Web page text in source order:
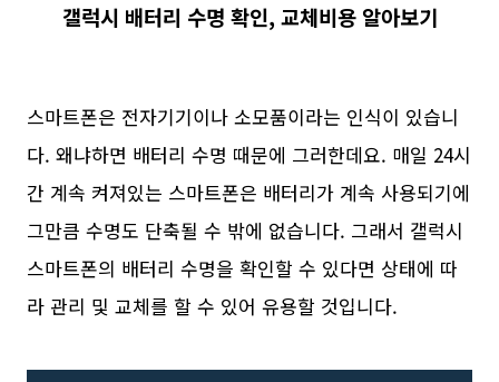
갤럭시 배터리 수명 확인, 교체비용 알아보기
스마트폰은 전자기기이나 소모품이라는 인식이 있습니
다. 왜냐하면 배터리 수명 때문에 그러한데요. 매일 24시
간 계속 켜져있는 스마트폰은 배터리가 계속 사용되기에
그만큼 수명도 단축될 수 밖에 없습니다. 그래서 갤럭시
스마트폰의 배터리 수명을 확인할 수 있다면 상태에 따
라 관리 및 교체를 할 수 있어 유용할 것입니다.